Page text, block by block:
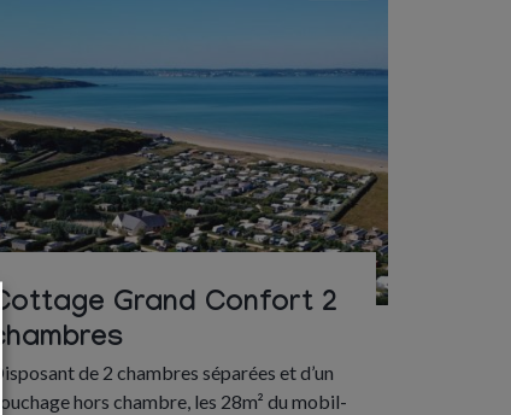
Cottage Grand Confort 2
chambres
Disposant de 2 chambres séparées et d’un
couchage hors chambre, les 28m² du mobil-